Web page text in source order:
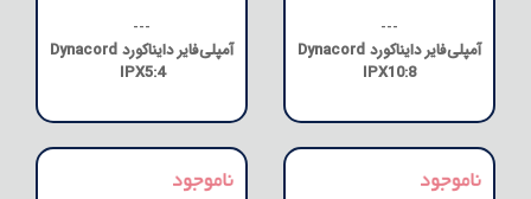
---
آمپلی‌فایر دایناکورد Dynacord
IPX10:8
---
آمپلی‌فایر دایناکورد Dynacord
IPX5:4